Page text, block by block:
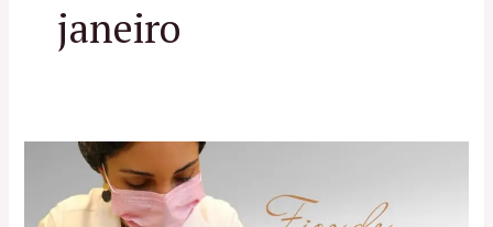
janeiro
Fios